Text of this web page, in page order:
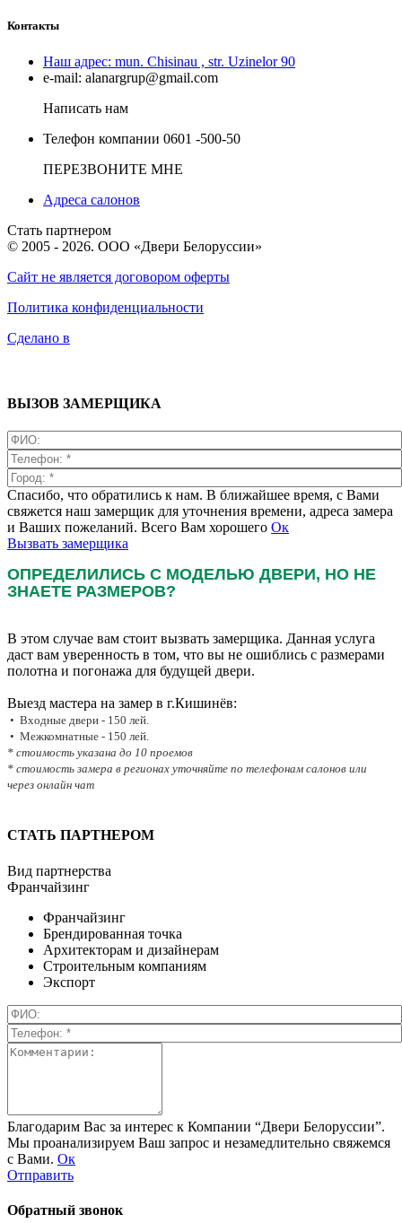
Контакты
Наш адрес: mun. Chisinau , str. Uzinelor 90
e-mail: alanargrup@gmail.com
Написать нам
Телефон компании 0601 -500-50
ПЕРЕЗВОНИТЕ МНЕ
Адреса салонов
Стать партнером
© 2005 - 2026. ООО «Двери Белоруссии»
Сайт не является договором оферты
Политика конфиденциальности
Сделано в
ВЫЗОВ ЗАМЕРЩИКА
Спасибо, что обратились к нам. В ближайшее время, с Вами
свяжется наш замерщик для уточнения времени, адреса замера
и Ваших пожеланий. Всего Вам хорошего Ок
Вызвать замерщика
ОПРЕДЕЛИЛИСЬ С МОДЕЛЬЮ ДВЕРИ, НО НЕ
ЗНАЕТЕ РАЗМЕРОВ?
В этом случае вам стоит вызвать замерщика. Данная услуга
даст вам уверенность в том, что вы не ошиблись с размерами
полотна и погонажа для будущей двери.
Выезд мастера на замер в г.Кишинёв:
• Входные двери - 150 лей.
• Межкомнатные - 150 лей.
* стоимость указана до 10 проемов
* стоимость замера в регионах уточняйте по телефонам салонов или
через онлайн чат
СТАТЬ ПАРТНЕРОМ
Вид партнерства
Франчайзинг
Франчайзинг
Брендированная точка
Архитекторам и дизайнерам
Строительным компаниям
Экспорт
Благодарим Вас за интерес к Компании “Двери Белоруссии”.
Мы проанализируем Ваш запрос и незамедлительно свяжемся
с Вами. Ок
Отправить
Обратный звонок